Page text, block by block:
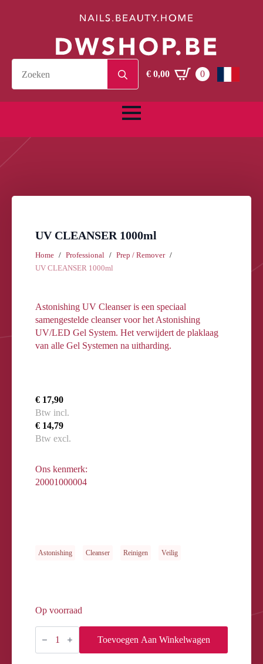
for:€0,00 0
UV CLEANSER 1000ml
Home Professional
Prep / Remover
UV CLEANSER 1000ml
Astonishing UV Cleanser is een speciaal
samengestelde cleanser voor het Astonishing
UV/LED Gel System. Het verwijdert de plaklaag
van alle Gel Systemen na uitharding.
€ 17,90
Btw incl.
€ 14,79
Btw excl.
Ons kenmerk:
20001000004
Astonishing Cleanser Reinigen Veilig
Op voorraad
UV
CLEANSER
Toevoegen Aan Winkelwagen